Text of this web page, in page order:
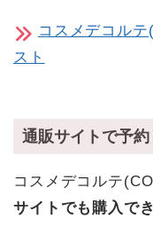
コスメデコル
スト
通販サイトで予
コスメデコルテ
サイトでも購入で